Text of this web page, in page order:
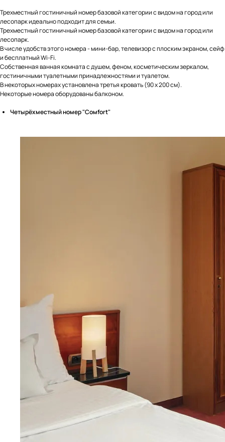
Трехместный гостиничный номер базовой категории с видом на город или
лесопарк идеально подходит для семьи.
Трехместный гостиничный номер базовой категории с видом на город или
лесопарк.
В числе удобств этого номера - мини-бар, телевизор с плоским экраном, сейф
и бесплатный Wi-Fi.
Собственная ванная комната с душем, феном, косметическим зеркалом,
гостиничными туалетными принадлежностями и туалетом.
В некоторых номерах установлена третья кровать (90 x 200 см).
Некоторые номера оборудованы балконом.
Четырёхместный номер "Cомfort"